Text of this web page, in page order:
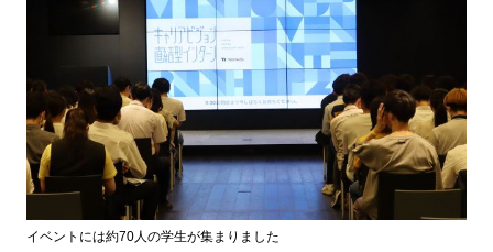
イベントには約70人の学生が集まりました